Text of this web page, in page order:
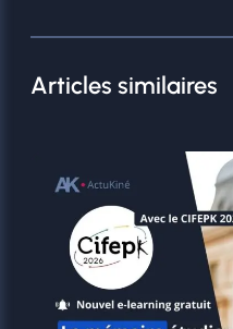
Articles similaires